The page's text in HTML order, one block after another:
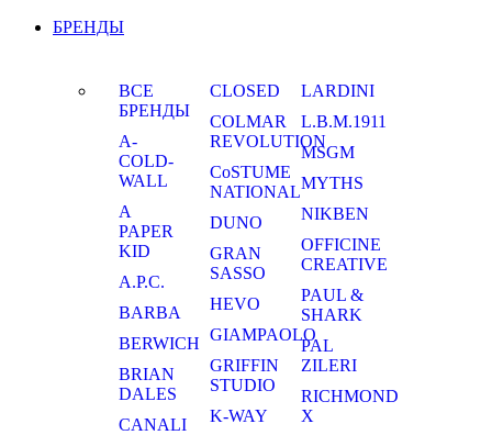
БРЕНДЫ
ВСЕ
БРЕНДЫ
A-
COLD-
WALL
A
PAPER
KID
A.P.C.
BARBA
BERWICH
BRIAN
DALES
CANALI
CLOSED
COLMAR
REVOLUTION
CoSTUME
NATIONAL
DUNO
GRAN
SASSO
HEVO
GIAMPAOLO
GRIFFIN
STUDIO
K-WAY
LARDINI
L.B.M.1911
MSGM
MYTHS
NIKBEN
OFFICINE
CREATIVE
PAUL &
SHARK
PAL
ZILERI
RICHMOND
X